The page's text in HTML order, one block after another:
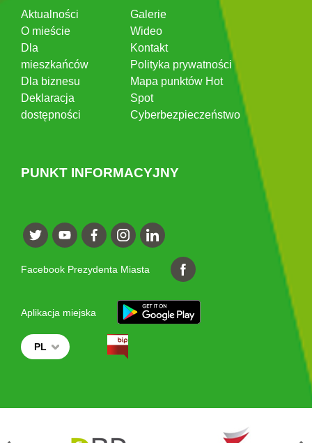
Aktualności
O mieście
Dla
mieszkańców
Dla biznesu
Deklaracja
dostępności
Galerie
Wideo
Kontakt
Polityka prywatności
Mapa punktów Hot
Spot
Cyberbezpieczeństwo
PUNKT INFORMACYJNY
Facebook Prezydenta Miasta
Aplikacja miejska
PL